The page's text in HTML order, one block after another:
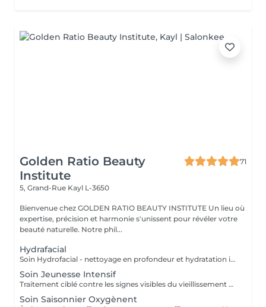
Golden Ratio Beauty
Institute
71
5, Grand-Rue Kayl L-3650
Bienvenue chez GOLDEN RATIO BEAUTY INSTITUTE Un lieu où
expertise, précision et harmonie s'unissent pour révéler votre
beauté naturelle. Notre phil...
Hydrafacial
Soin Hydrofacial - nettoyage en profondeur et hydratation intense. Un soin innovant non invasif qui combine un nettoyage doux, une extraction par aspiration et une infusion de sérums actifs. Le traitement purifie la peau, resserre les pores, hydrate en profondeur et redonne immédiatement éclat et fraîcheur. Convient à tous les types de peau. Une peau propre, lisse et lumineuse - sans douleur, sans temps de récupération.
Soin Jeunesse Intensif
Traitement ciblé contre les signes visibles du vieillissement Rides Relâchement cutané Perte de fermeté Un soin haute performance qui agit en profondeur pour corriger les signes visibles du vieillissement. Grâce à des techniques expertes et des actifs puissants, ce traitement stimule la production de collagène, raffermit les tissus et lisse les rides. La peau retrouve tonicité, éclat et densité. Les contours du visage sont visiblement redessinés. Résultat : une peau plus ferme, plus lisse, visiblement rajeunie.
Soin Saisonnier Oxygènent